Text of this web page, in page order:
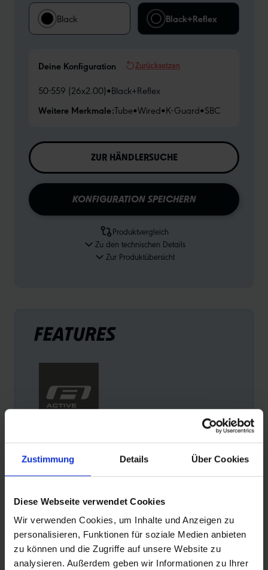
Zustimmung Details Über Cookies
Diese Webseite verwendet Cookies
Wir verwenden Cookies, um Inhalte und Anzeigen zu
personalisieren, Funktionen für soziale Medien anbieten
zu können und die Zugriffe auf unsere Website zu
analysieren. Außerdem geben wir Informationen zu Ihrer
Black Black+Reflex
Deine Konfiguration Zurücksetzen
50-559 (26x2.00)•Black+Reflex
Weitere Merkmale:Tube•Wired•K-Guard•SBC
ZUR HÄNDLERSUCHE
KONFIGURATION SPEICHERN
Produktvergleich
Zu den technischen Details
Zur Produktübersicht
FEATURES
ACTIVE LINE
Zuverlässige Markenqualität mit hochwertiger 50 EPI-
Karkasse.
K-
PRODUKTINFORMATIONEN